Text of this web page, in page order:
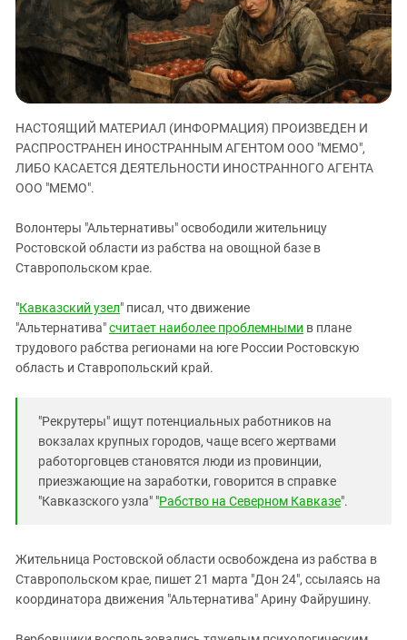
ЗАСТАВЛЯЕТ
КАВКАЗ ЗА ПАЛЕСТИНУ
ИНАКОМЫСЛИЕ В ЧЕЧНЕ
ПРЕСЛЕДОВАНИЕ АКТИВИСТОВ
МОБИЛИЗАЦИЯ И ПРОТЕСТЫ
Дагестан
Ингушетия
Кабардино-Балкария
Калмыкия
Карачаево-Черкесия
Краснодарский край
Нагорный Карабах
Ростовская область
Северная Осетия - Алания
Ставропольский край
Чечня
ЮФО
НАСТОЯЩИЙ МАТЕРИАЛ (ИНФОРМАЦИЯ) ПРОИЗВЕДЕН И
РАСПРОСТРАНЕН ИНОСТРАННЫМ АГЕНТОМ ООО "МЕМО",
ЛИБО КАСАЕТСЯ ДЕЯТЕЛЬНОСТИ ИНОСТРАННОГО АГЕНТА
ООО "МЕМО".
Волонтеры "Альтернативы" освободили жительницу
Ростовской области из рабства на овощной базе в
Ставропольском крае.
"Кавказский узел" писал, что движение
"Альтернатива"считает наиболее проблемными в плане
трудового рабства регионами на юге России Ростовскую
область и Ставропольский край.
"Рекрутеры" ищут потенциальных работников на
вокзалах крупных городов, чаще всего жертвами
работорговцев становятся люди из провинции,
приезжающие на заработки, говорится в справке
"Кавказского узла" "Рабство на Северном Кавказе".
Жительница Ростовской области освобождена из рабства в
Ставропольском крае, пишет 21 марта "Дон 24", ссылаясь на
координатора движения "Альтернатива" Арину Файрушину.